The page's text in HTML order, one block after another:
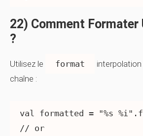
22) Comment Formater
?
Utilisez le format
chaîne :
val formatted = "%s
// or